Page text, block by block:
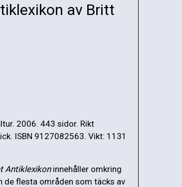
av Britt
2006. 443 sidor. Rikt
ISBN 9127082563. Vikt: 1131
Antiklexikoninnehåller omkring
de flesta områden som täcks av